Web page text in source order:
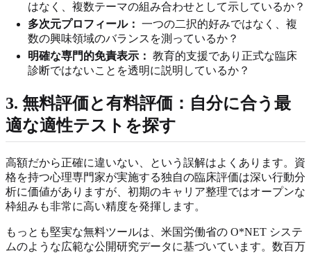
はなく、複数テーマの組み合わせとして示しているか？
多次元プロフィール： 一つの二択的好みではなく、複
数の興味領域のバランスを測っているか？
明確な専門的免責表示： 教育的支援であり正式な臨床
診断ではないことを透明に説明しているか？
3. 無料評価と有料評価：自分に合う最
適な適性テストを探す
高額だから正確に違いない、という誤解はよくあります。資
格を持つ心理専門家が実施する独自の臨床評価は深い行動分
析に価値がありますが、初期のキャリア整理ではオープンな
枠組みも非常に高い精度を発揮します。
もっとも堅実な無料ツールは、米国労働省の O*NET システ
ムのような広範な公開研究データに基づいています。数百万